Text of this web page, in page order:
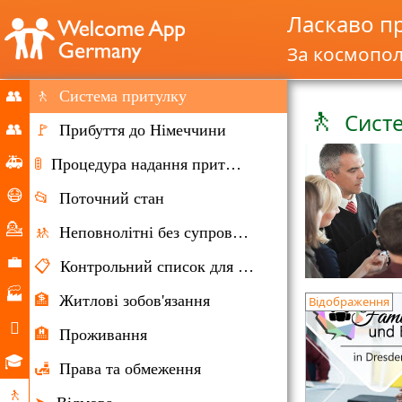
Ласкаво
За
👥
почати
👥
Міграція
та
імміграція
🚑
Надзвичайні
ситуації
😷
Корона
💁
Консультування
💼
Ринок
🏭
Компанії

Повсякденне
життя
🎓
Освітні
🚶
🚶
Система притулку
🚩
Прибуття до Німеччини
🚦
Процедура надання притулку
📂
Поточний стан
🚸
Неповнолітні без супроводу
📋
Контрольний список для документів
🏦 Житлові зобов'язання
🏨 Проживання
🛃 Права та обмеження
🚶
Відображення